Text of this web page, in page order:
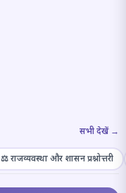
सभी देखें →
⚖️ राजव्यवस्था और शासन प्रश्नोत्तरी